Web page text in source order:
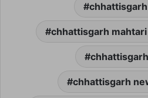
chhattisgarh
chhattisgarh